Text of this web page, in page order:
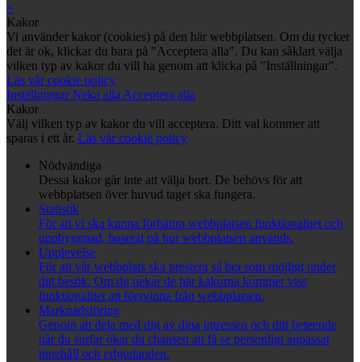
×
Kakor
Vi använder kakor (cookies) på den här webbplatsen. Om du tycker
det är ok, klickar du bara på "Acceptera alla". Du kan såklart välja
vilken typ av kakor du vill ha genom att klicka på "Inställningar".
Läs vår cookie policy
InställningarNeka allaAcceptera alla
Kakor
Välj vilken typ av kakor du vill acceptera. Ditt val kommer att
sparas i ett år. Läs vår cookie policy
Nödvändiga
Dessa kakor går inte att välja bort. De behövs för att
webbplatsen över huvud taget ska fungera.
Statistik
För att vi ska kunna förbättra webbplatsen funktionalitet och
uppbyggnad, baserat på hur webbplatsen används.
Upplevelse
För att vår webbplats ska prestera så bra som möjligt under
ditt besök. Om du nekar de här kakorna kommer viss
funktionalitet att försvinna från webbplatsen.
Marknadsföring
Genom att dela med dig av dina intressen och ditt beteende
när du surfar ökar du chansen att få se personligt anpassat
innehåll och erbjudanden.